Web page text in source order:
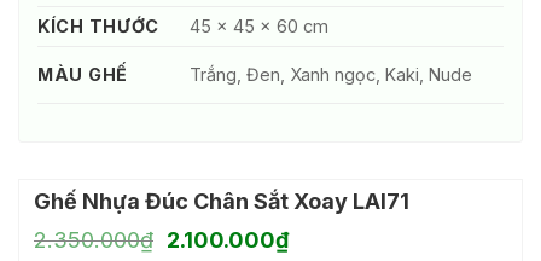
KÍCH THƯỚC
45 × 45 × 60 cm
MÀU GHẾ Trắng, Đen, Xanh ngọc, Kaki, Nude
Ghế Nhựa Đúc Chân Sắt Xoay LAI71
2.350.000₫ Giá
2.100.000₫Giá